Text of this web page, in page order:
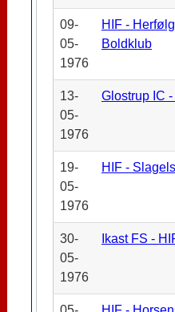
09-
05-
1976
HIF -
Boldklub
13-
05-
1976
Glostrup IC
19-
05-
1976
HIF -
30-
05-
1976
Ikast FS -